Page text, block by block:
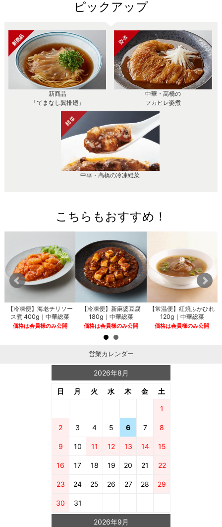
ピックアップ
新商品
「てまなし翼排翅」
中華・高橋の
フカヒレ姿煮
中華・高橋の冷凍総菜
こちらもおすすめ！
【冷凍便】海老チリソー
ス煮 400g｜中華総菜
価格は会員様のみ公開
【冷凍便】新麻婆豆腐
180g｜中華総菜
価格は会員様のみ公開
【常温便】紅焼ふかひれ
120g｜中華総菜
価格は会員様のみ公開
営業カレンダー
2026年8月
日 月 火 水 木 金 土
1
2 3 4 5 6 7 8
9 10 11 12 13 14 15
16 17 18 19 20 21 22
23 24 25 26 27 28 29
30 31
2026年9月